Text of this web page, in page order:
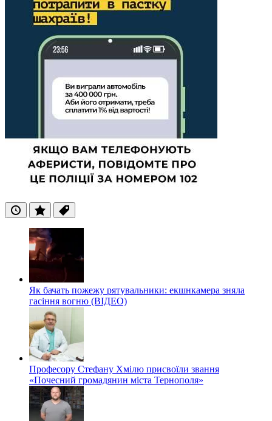
ОстанніПопулярні
Теги
Як бачать пожежу рятувальники: екшнкамера зняла
гасіння вогню (ВІДЕО)
Професору Стефану Хмілю присвоїли звання
«Почесний громадянин міста Тернополя»